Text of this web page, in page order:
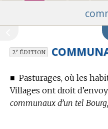
2eÉDITION
■ Pasturages, où les
Villages ont droit
communaux d’un tel